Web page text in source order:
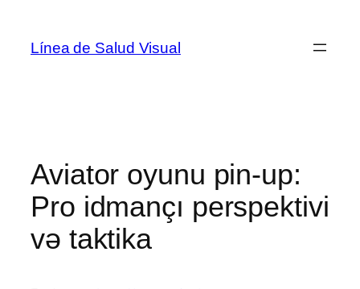
contenido
Línea de Salud Visual
Aviator oyunu pin-up:
Pro idmançı perspektivi
və taktika